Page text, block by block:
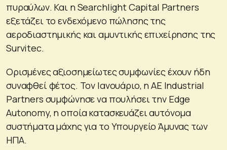
πυραύλων. Και η Searchlight Capital Partners
εξετάζει το ενδεχόμενο πώλησης της
αεροδιαστημικής και αμυντικής επιχείρησης της
Survitec.
Ορισμένες αξιοσημείωτες συμφωνίες έχουν ήδη
συναφθεί φέτος. Τον Ιανουάριο, η AE Industrial
Partners συμφώνησε να πουλήσει την Edge
Autonomy, η οποία κατασκευάζει αυτόνομα
συστήματα μάχης για το Υπουργείο Άμυνας των
ΗΠΑ.